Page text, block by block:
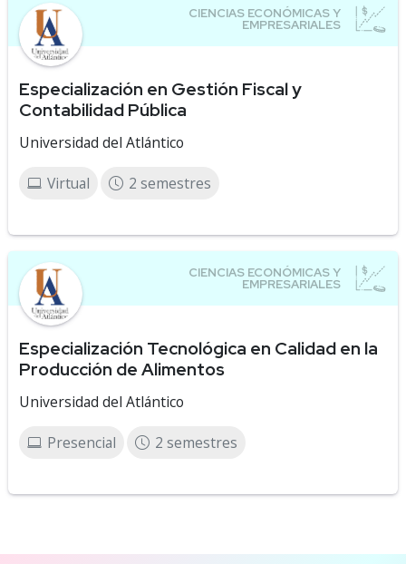
Especialización en Gestión Fiscal y
Contabilidad Pública
Universidad del Atlántico
Virtual 2 semestres
Especialización Tecnológica en Calidad en la
Producción de Alimentos
Universidad del Atlántico
Presencial 2 semestres